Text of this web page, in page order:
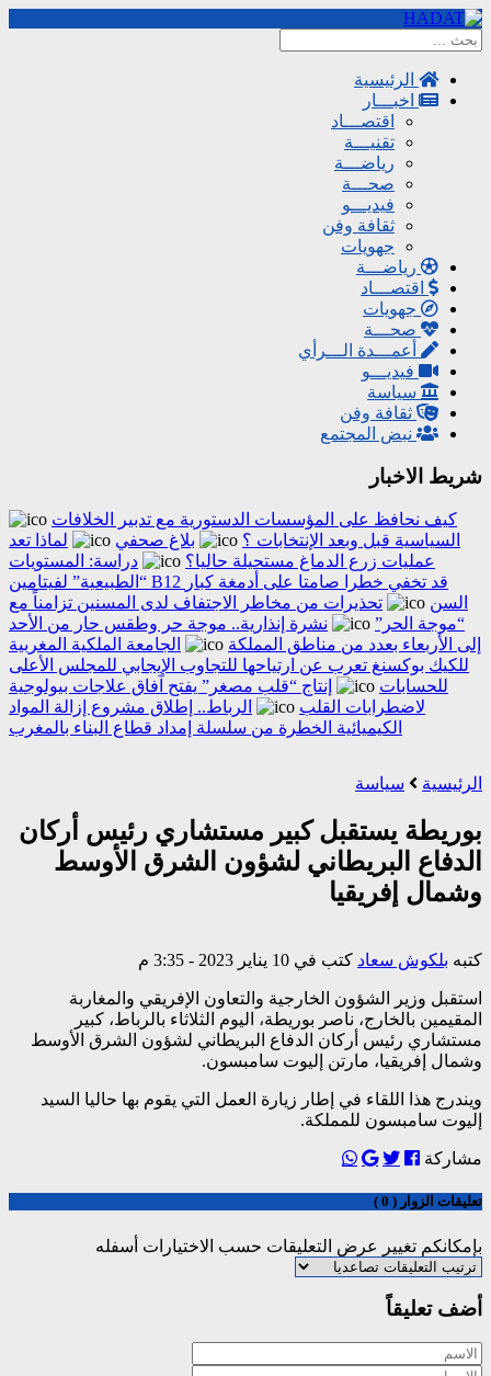
الرئيسية
اخبـــار
اقتصـــاد
تقنيـــة
رياضـــة
صحـــة
فيديـــو
ثقافة وفن
جهويات
رياضـــة
اقتصـــاد
جهويات
صحـــة
أعمـــدة الـــرأي
فيديـــو
سياسة
ثقافة وفن
نبض المجتمع
شريط الاخبار
كيف نحافظ على المؤسسات الدستورية مع تدبير الخلافات
السياسية قبل وبعد الإنتخابات ؟
بلاغ صحفي
لماذا تعد
عمليات زرع الدماغ مستحيلة حاليا؟
دراسة: المستويات
“الطبيعية” لفيتامين B12 قد تخفي خطرا صامتا على أدمغة كبار
السن
تحذيرات من مخاطر الاجتفاف لدى المسنين تزامناً مع
“موجة الحر”
نشرة إنذارية.. موجة حر وطقس حار من الأحد
إلى الأربعاء بعدد من مناطق المملكة
الجامعة الملكية المغربية
للكيك بوكسنغ تعرب عن ارتياحها للتجاوب الإيجابي للمجلس الأعلى
للحسابات
إنتاج “قلب مصغر” يفتح آفاق علاجات بيولوجية
لاضطرابات القلب
الرباط.. إطلاق مشروع إزالة المواد
الكيميائية الخطرة من سلسلة إمداد قطاع البناء بالمغرب
الرئيسية سياسة
بوريطة يستقبل كبير مستشاري رئيس أركان
الدفاع البريطاني لشؤون الشرق الأوسط
وشمال إفريقيا
كتبه بلكوش سعاد كتب في 10 يناير 2023 - 3:35 م
استقبل وزير الشؤون الخارجية والتعاون الإفريقي والمغاربة
المقيمين بالخارج، ناصر بوريطة، اليوم الثلاثاء بالرباط، كبير
مستشاري رئيس أركان الدفاع البريطاني لشؤون الشرق الأوسط
وشمال إفريقيا، مارتن إليوت سامبسون.
ويندرج هذا اللقاء في إطار زيارة العمل التي يقوم بها حاليا السيد
إليوت سامبسون للمملكة.
مشاركة
تعليقات الزوار ( 0 )
بإمكانكم تغيير عرض التعليقات حسب الاختيارات أسفله
أضف تعليقاً